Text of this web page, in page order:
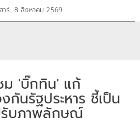
สาร์, 8 สิงหาคม 2569
ม 'บิ๊กทิน' แก้
กันรัฐประหาร ชี้เป็น
บภาพลักษณ์